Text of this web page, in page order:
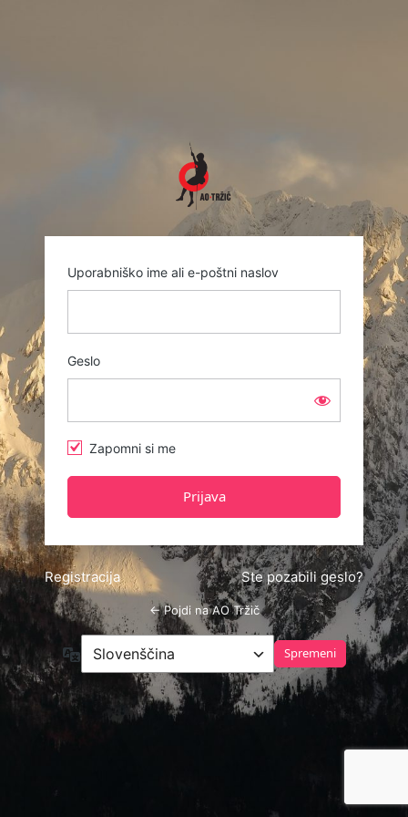
https://www.ao-
Uporabniško ime ali e-poštni naslov
Geslo
Zapomni si me
Registracija Ste pozabili geslo?
← Pojdi na AO Tržič
Jezik